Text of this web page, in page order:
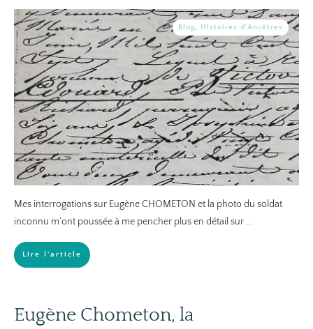
Blog, Histoires d'Ancêtres
Mes interrogations sur Eugène CHOMETON et la photo du soldat
inconnu m’ont poussée à me pencher plus en détail sur ...
Lire l'article
Eugène Chometon, la